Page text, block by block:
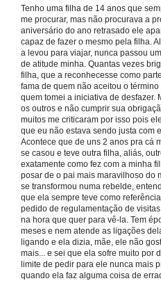
Tenho uma filha de 14 anos que
me procurar, mas não procurava a
aniversário do ano retrasado ele
capaz de fazer o mesmo pela filha.
a levou para viajar, nunca passou
de atitude minha. Quantas vezes
filha, que a reconhecesse como
fama de quem não aceitou o
quem tomei a iniciativa de desfazer.
os outros e não cumprir sua
muitos me criticaram por isso pois
que eu não estava sendo justa com
Acontece que de uns 2 anos pra cá
se casou e teve outra filha, aliás,
exatamente como fez com a minha
posar de o pai mais maravilhoso do
se transformou numa rebelde,
que ela sempre teve como
pedido de regulamentação de
na hora que quer para vê-la. Tem
meses e nem atende as ligações
ligando e ela dizia, mãe, ele não
mais... e sei que ela sofre muito por
limite de pedir para ele nunca mais
quando ela faz alguma coisa de